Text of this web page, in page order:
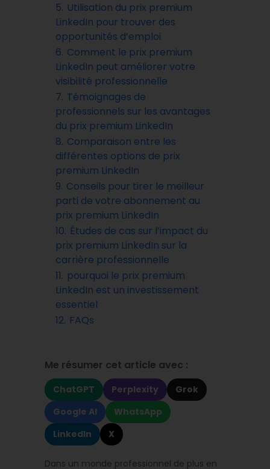
5. Utilisation du prix premium
LinkedIn pour trouver des
opportunités d’emploi
6. Comment le prix premium
LinkedIn peut améliorer votre
visibilité professionnelle
7. Témoignages de
professionnels sur les avantages
du prix premium LinkedIn
8. Comparaison entre les
différentes options de prix
premium LinkedIn
9. Conseils pour tirer le meilleur
parti de votre abonnement au
prix premium LinkedIn
10. Études de cas sur l’impact du
prix premium LinkedIn sur la
carrière professionnelle
11. pourquoi le prix premium
LinkedIn est un investissement
essentiel
12. FAQs
Me résumer cet article avec :
ChatGPT Perplexity
Grok
Google AI
WhatsApp
LinkedIn
X
Dans un monde professionnel de plus en